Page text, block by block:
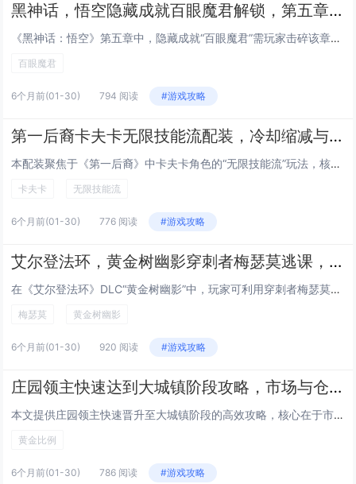
黑神话，悟空隐藏成就百眼魔君解锁，第五章所有石敢当击碎后的隐藏Boss位置
《黑神话：悟空》第五章中，隐藏成就“百眼魔君”需玩家击碎该章节全部石敢当后触发，完成所有石敢当破坏（共12处，分布于盘丝洞、黄花观等区域）后，返回黄花观顶层平台，原Boss战场地将出现异常光效与低语提示；此时使用定身术或火眼金睛扫描地面裂痕...
百眼魔君
6个月前(01-30) 794 阅读 #游戏攻略
第一后裔卡夫卡无限技能流配装，冷却缩减与能量获取堆叠的永续控场Build
本配装聚焦于《第一后裔》中卡夫卡角色的“无限技能流”玩法，核心思路是通过高冷却缩减（堆至40%上限）与持续能量获取双轴驱动，实现技能无缝循环与永续控场，装备选择优先触发能量回复效果的武器（如暴击回能副手）、搭配提供CDR与技能增益的传奇配件...
卡夫卡 无限技能流
6个月前(01-30) 776 阅读 #游戏攻略
艾尔登法环，黄金树幽影穿刺者梅瑟莫逃课，利用场景毒池与远程法术无伤磨血
在《艾尔登法环》DLC“黄金树幽影”中，玩家可利用穿刺者梅瑟莫战前的机制漏洞实现“逃课”打法：当梅瑟莫尚未正式进入战斗阶段（即未触发剧情对话或攻击）时，迅速绕至其后方毒池区域并保持距离，借助场景中持续生效的毒沼造成稳定DOT伤害，同时配合高...
梅瑟莫 黄金树幽影
6个月前(01-30) 920 阅读 #游戏攻略
庄园领主快速达到大城镇阶段攻略，市场与仓库的黄金比例布局规划图
本文提供庄园领主快速晋升至大城镇阶段的高效攻略，核心在于市场与仓库的协同布局，建议采用“1:2黄金比例”——即每1座市场搭配2座中型仓库，形成辐射式物流网络，兼顾资源吞吐与交易效率，布局上，市场居中、仓库呈对称翼状分布，并通过主干道直连，减...
黄金比例
6个月前(01-30) 786 阅读 #游戏攻略